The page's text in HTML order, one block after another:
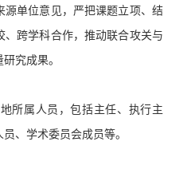
源单位意见，严把课题立项、结
、跨学科合作，推动联合攻关与
究成果。
所属人员，包括主任、执行主
、学术委员会成员等。